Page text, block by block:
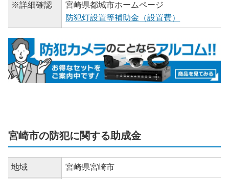
※詳細確認
宮崎県都城市ホームページ
防犯灯設置等補助金（設置費）
宮崎市の防犯に関する助成金
地域 宮崎県宮崎市